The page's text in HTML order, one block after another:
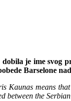
dobila je ime svog
Barselone
Kaunas means
between the